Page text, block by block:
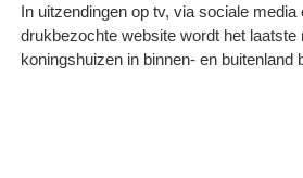
In uitzendingen op tv, via sociale media
drukbezochte website wordt het laatste
koningshuizen in binnen- en buitenland